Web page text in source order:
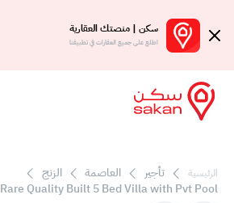
سكن | منصتك العقارية
اطلع على جميع العقارات في تطبيقنا
بالعمولة
الرئيسية تأجير العاصمة
الزنج
Rare Quality Built 5 Bed Villa with Pvt Pool